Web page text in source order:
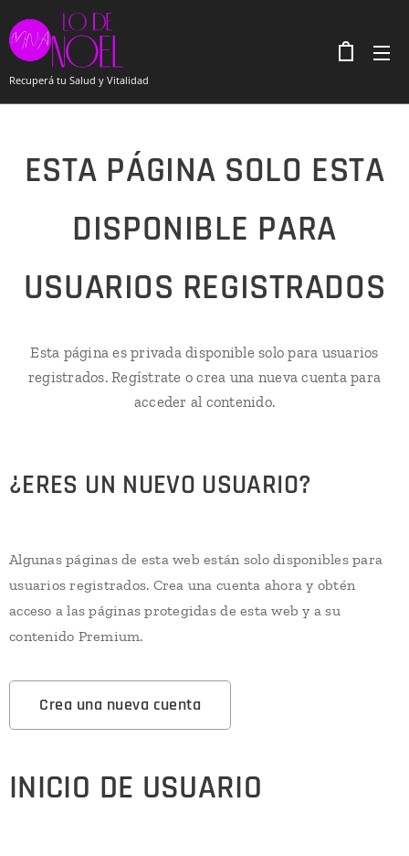
Recuperá tu Salud y Vitalidad
ESTA PÁGINA SOLO ESTA
DISPONIBLE PARA
USUARIOS REGISTRADOS
Esta página es privada disponible solo para usuarios
registrados. Regístrate o crea una nueva cuenta para
acceder al contenido.
¿ERES UN NUEVO USUARIO?
Algunas páginas de esta web están solo disponibles para
usuarios registrados. Crea una cuenta ahora y obtén
acceso a las páginas protegidas de esta web y a su
contenido Premium.
Crea una nueva cuenta
INICIO DE USUARIO